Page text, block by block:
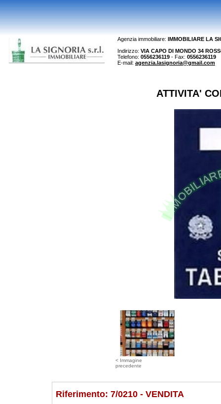
Agenzia immobiliare: IMMOBILIARE LA
Indirizzo: VIA CAPO DI MONDO 34
Telefono: 0556236119 - Fax: 0556236119
E-mail: agenzia.lasignoria@gmail.com
ATTIVITA'
< Immagine
precedente
Riferimento: 7/0210 - VENDITA